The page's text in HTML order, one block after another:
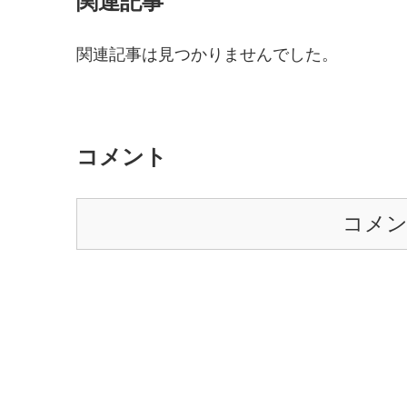
関連記事は見つかりませんでした。
コメント
コメ